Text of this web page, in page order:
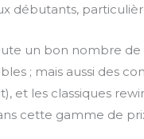
débutants,
un bon nombre
; mais aussi des
et les classiques
cette gamme de